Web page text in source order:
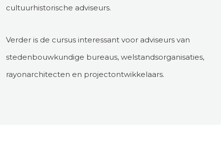
cultuurhistorische adviseurs.
Verder is de cursus interessant voor adviseurs van
stedenbouwkundige bureaus, welstandsorganisaties,
rayonarchitecten en projectontwikkelaars.